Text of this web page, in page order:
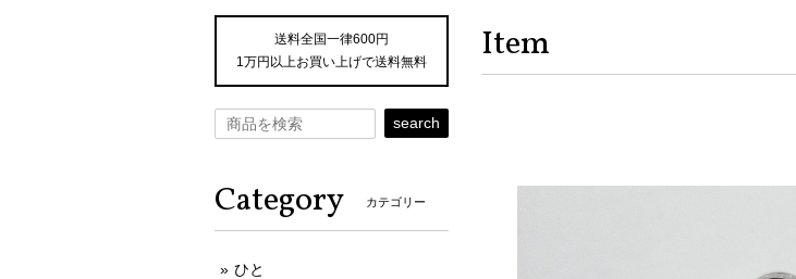
Item
送料全国一律600円
1万円以上お買い上げで送料無料
search
Category カテゴリー
ひと